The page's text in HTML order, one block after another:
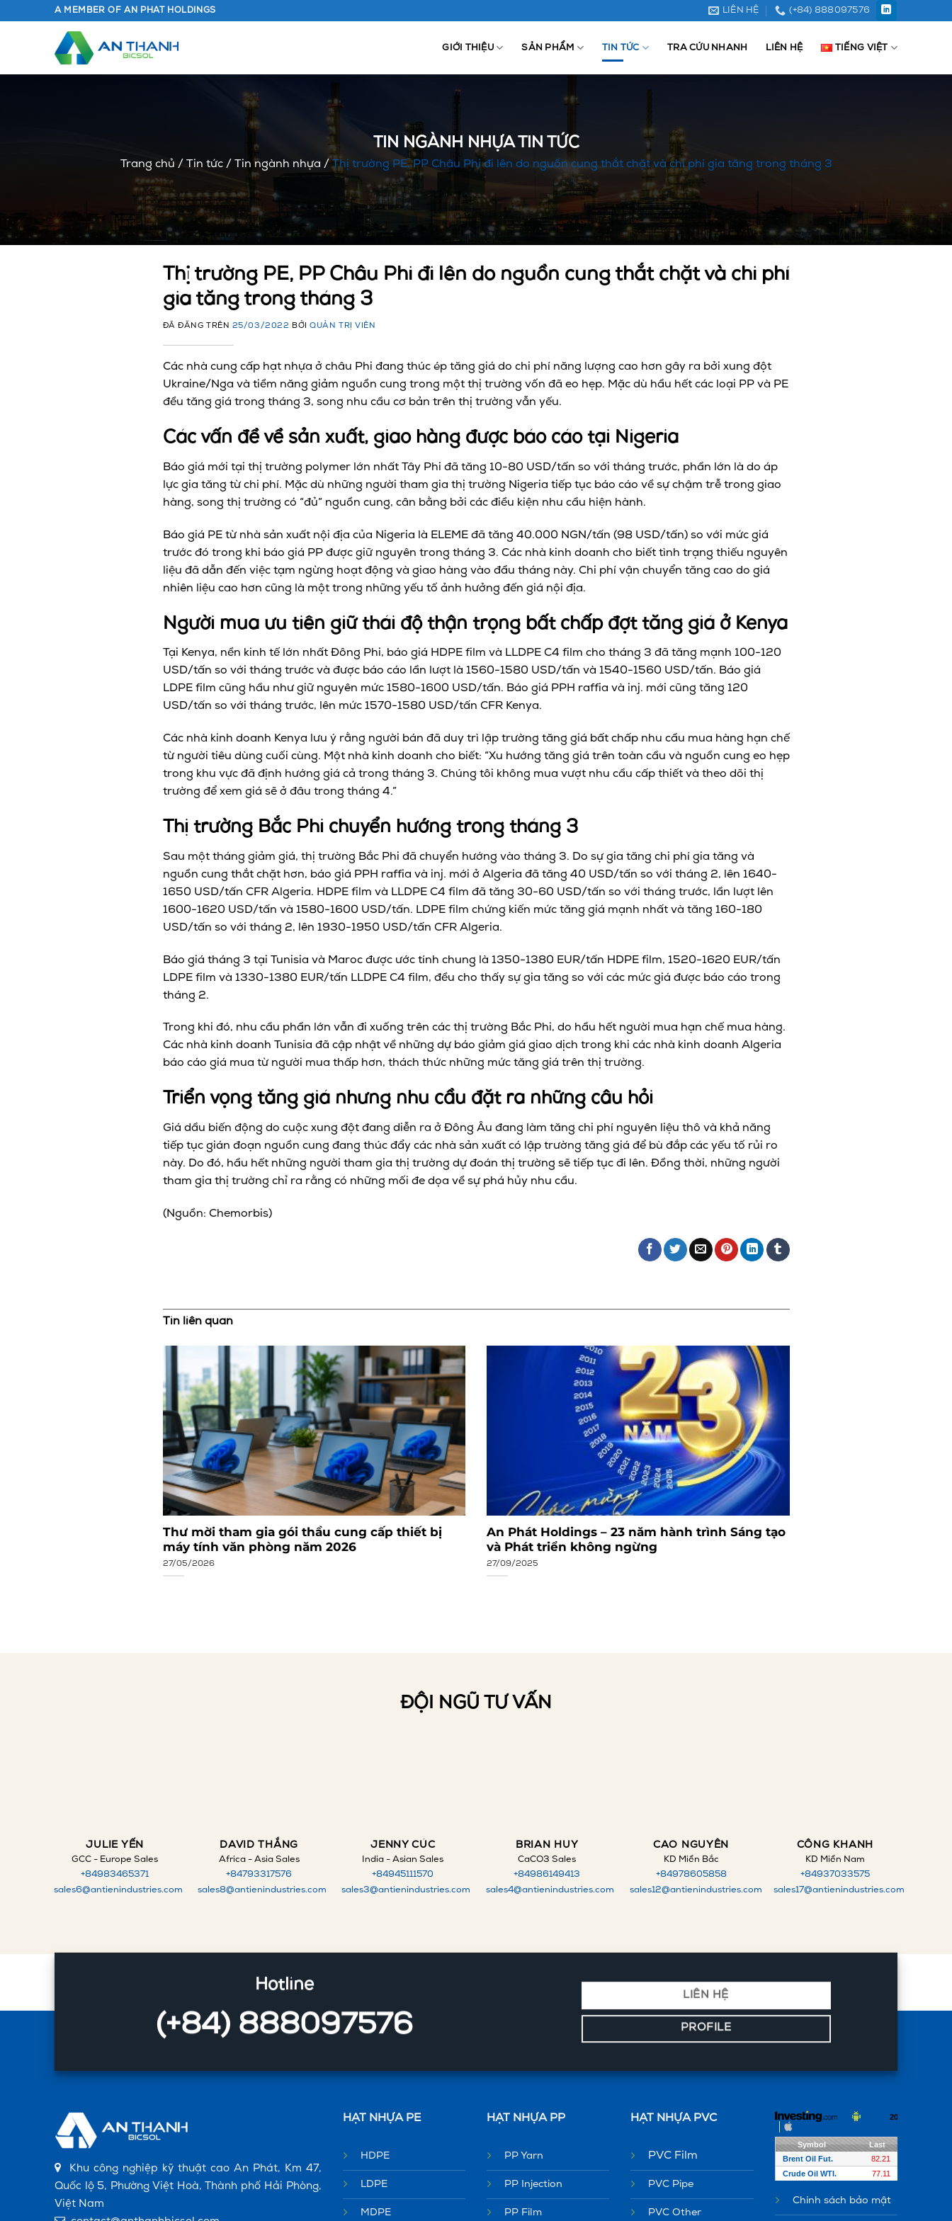
A MEMBER OF AN PHAT HOLDINGS LIÊN HỆ (+84) 888097576
GIỚI THIỆU SẢN PHẨM TIN TỨC TRA CỨU NHANH LIÊN HỆ TIẾNG VIỆT
TIN NGÀNH NHỰA TIN TỨC
Trang chủ / Tin tức/ Tin ngành nhựa /Thị trường PE, PP Châu Phi đi lên do nguồn cung thắt chặt và chi phí gia tăng trong tháng 3
Thị trường PE, PP Châu Phi đi lên do nguồn cung thắt chặt và chi phí
gia tăng trong tháng 3
ĐÃ ĐĂNG TRÊN 25/03/2022 BỞIQUẢN TRỊ VIÊN
Các nhà cung cấp hạt nhựa ở châu Phi đang thúc ép tăng giá do chi phí năng lượng cao hơn gây ra bởi xung đột
Ukraine/Nga và tiềm năng giảm nguồn cung trong một thị trường vốn đã eo hẹp. Mặc dù hầu hết các loại PP và PE
đều tăng giá trong tháng 3, song nhu cầu cơ bản trên thị trường vẫn yếu.
Các vấn đề về sản xuất, giao hàng được báo cáo tại Nigeria
Báo giá mới tại thị trường polymer lớn nhất Tây Phi đã tăng 10-80 USD/tấn so với tháng trước, phần lớn là do áp
lực gia tăng từ chi phí. Mặc dù những người tham gia thị trường Nigeria tiếp tục báo cáo về sự chậm trễ trong giao
hàng, song thị trường có “đủ” nguồn cung, cân bằng bởi các điều kiện nhu cầu hiện hành.
Báo giá PE từ nhà sản xuất nội địa của Nigeria là ELEME đã tăng 40.000 NGN/tấn (98 USD/tấn) so với mức giá
trước đó trong khi báo giá PP được giữ nguyên trong tháng 3. Các nhà kinh doanh cho biết tình trạng thiếu nguyên
liệu đã dẫn đến việc tạm ngừng hoạt động và giao hàng vào đầu tháng này. Chi phí vận chuyển tăng cao do giá
nhiên liệu cao hơn cũng là một trong những yếu tố ảnh hưởng đến giá nội địa.
Người mua ưu tiên giữ thái độ thận trọng bất chấp đợt tăng giá ở Kenya
Tại Kenya, nền kinh tế lớn nhất Đông Phi, báo giá HDPE film và LLDPE C4 film cho tháng 3 đã tăng mạnh 100-120
USD/tấn so với tháng trước và được báo cáo lần lượt là 1560-1580 USD/tấn và 1540-1560 USD/tấn. Báo giá
LDPE film cũng hầu như giữ nguyên mức 1580-1600 USD/tấn. Báo giá PPH raffia và inj. mới cũng tăng 120
USD/tấn so với tháng trước, lên mức 1570-1580 USD/tấn CFR Kenya.
Các nhà kinh doanh Kenya lưu ý rằng người bán đã duy trì lập trường tăng giá bất chấp nhu cầu mua hàng hạn chế
từ người tiêu dùng cuối cùng. Một nhà kinh doanh cho biết: “Xu hướng tăng giá trên toàn cầu và nguồn cung eo hẹp
trong khu vực đã định hướng giá cả trong tháng 3. Chúng tôi không mua vượt nhu cầu cấp thiết và theo dõi thị
trường để xem giá sẽ ở đâu trong tháng 4.”
Thị trường Bắc Phi chuyển hướng trong tháng 3
Sau một tháng giảm giá, thị trường Bắc Phi đã chuyển hướng vào tháng 3. Do sự gia tăng chi phí gia tăng và
nguồn cung thắt chặt hơn, báo giá PPH raffia và inj. mới ở Algeria đã tăng 40 USD/tấn so với tháng 2, lên 1640-
1650 USD/tấn CFR Algeria. HDPE film và LLDPE C4 film đã tăng 30-60 USD/tấn so với tháng trước, lần lượt lên
1600-1620 USD/tấn và 1580-1600 USD/tấn. LDPE film chứng kiến mức tăng giá mạnh nhất và tăng 160-180
USD/tấn so với tháng 2, lên 1930-1950 USD/tấn CFR Algeria.
Báo giá tháng 3 tại Tunisia và Maroc được ước tính chung là 1350-1380 EUR/tấn HDPE film, 1520-1620 EUR/tấn
LDPE film và 1330-1380 EUR/tấn LLDPE C4 film, đều cho thấy sự gia tăng so với các mức giá được báo cáo trong
tháng 2.
Trong khi đó, nhu cầu phần lớn vẫn đi xuống trên các thị trường Bắc Phi, do hầu hết người mua hạn chế mua hàng.
Các nhà kinh doanh Tunisia đã cập nhật về những dự báo giảm giá giao dịch trong khi các nhà kinh doanh Algeria
báo cáo giá mua từ người mua thấp hơn, thách thức những mức tăng giá trên thị trường.
Triển vọng tăng giá nhưng nhu cầu đặt ra những câu hỏi
Giá dầu biến động do cuộc xung đột đang diễn ra ở Đông Âu đang làm tăng chi phí nguyên liệu thô và khả năng
tiếp tục gián đoạn nguồn cung đang thúc đẩy các nhà sản xuất có lập trường tăng giá để bù đắp các yếu tố rủi ro
này. Do đó, hầu hết những người tham gia thị trường dự đoán thị trường sẽ tiếp tục đi lên. Đồng thời, những người
tham gia thị trường chỉ ra rằng có những mối đe dọa về sự phá hủy nhu cầu.
(Nguồn: Chemorbis)
Tin liên quan
Thư mời tham gia gói thầu cung cấp thiết bị
máy tính văn phòng năm 2026
27/05/2026
An Phát Holdings – 23 năm hành trình Sáng tạo
và Phát triển không ngừng
27/09/2025
ĐỘI NGŨ TƯ VẤN
JULIE YẾN
GCC - Europe Sales
+84983465371
sales6@antienindustries.com
DAVID THẮNG
Africa - Asia Sales
+84793317576
sales8@antienindustries.com
JENNY CÚC
India - Asian Sales
+84945111570
sales3@antienindustries.com
BRIAN HUY
CaCO3 Sales
+84986149413
sales4@antienindustries.com
CAO NGUYÊN
KD Miền Bắc
+84978605858
sales12@antienindustries.com
CÔNG KHANH
KD Miền Nam
+84937033575
sales17@antienindustries.com
Hotline
(+84) 888097576
LIÊN HỆ
PROFILE
Khu công nghiệp kỹ thuật cao An Phát, Km 47,
Quốc lộ 5, Phường Việt Hoà, Thành phố Hải Phòng,
Việt Nam
HẠT NHỰA PE
HDPE
LDPE
MDPE
HẠT NHỰA PP
PP Yarn
PP Injection
PP Film
HẠT NHỰA PVC
PVC Film
PVC Pipe
PVC Other
Chính sách bảo mật